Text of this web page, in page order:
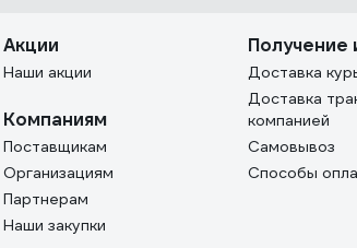
Акции
Наши акции
Компаниям
Поставщикам
Организациям
Партнерам
Наши закупки
Получение
Доставка
Доставка
компанией
Самовывоз
Способы